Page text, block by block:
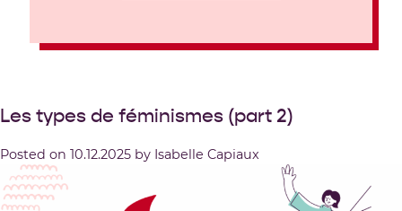
Les types de féminismes (part 2)
Posted on 10.12.2025 by Isabelle Capiaux